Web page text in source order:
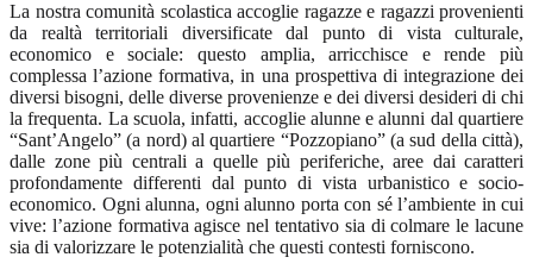
La nostra comunità scolastica accoglie ragazze e ragazzi provenienti
da realtà territoriali diversificate dal punto di vista culturale,
economico e sociale: questo amplia, arricchisce e rende più
complessa l’azione formativa, in una prospettiva di integrazione dei
diversi bisogni, delle diverse provenienze e dei diversi desideri di chi
la frequenta. La scuola, infatti, accoglie alunne e alunni dal quartiere
“Sant’Angelo” (a nord) al quartiere “Pozzopiano” (a sud della città),
dalle zone più centrali a quelle più periferiche, aree dai caratteri
profondamente differenti dal punto di vista urbanistico e socio-
economico. Ogni alunna, ogni alunno porta con sé l’ambiente in cui
vive: l’azione formativa agisce nel tentativo sia di colmare le lacune
sia di valorizzare le potenzialità che questi contesti forniscono.